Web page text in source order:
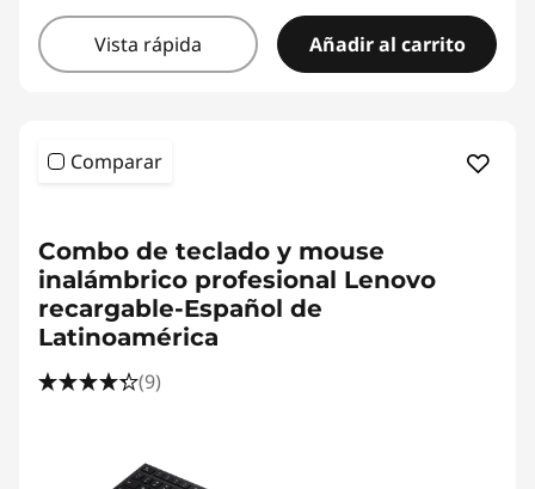
Vista rápida Añadir al carrito
Comparar
Combo de teclado y mouse
inalámbrico profesional Lenovo
recargable-Español de
Latinoamérica
(9)